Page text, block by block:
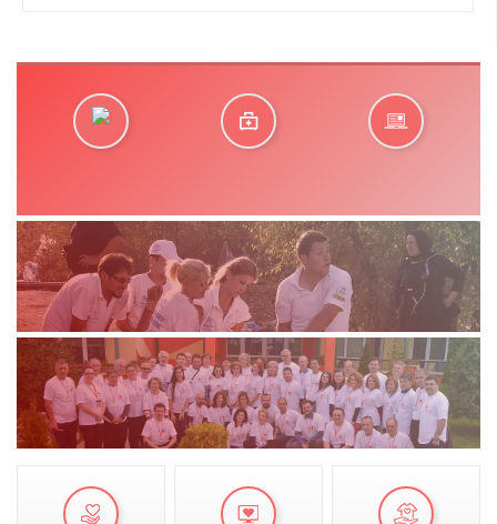
СТРАТЕГИИ
ПОСТЕРИ
ПРЕЗЕНТАЦИИ